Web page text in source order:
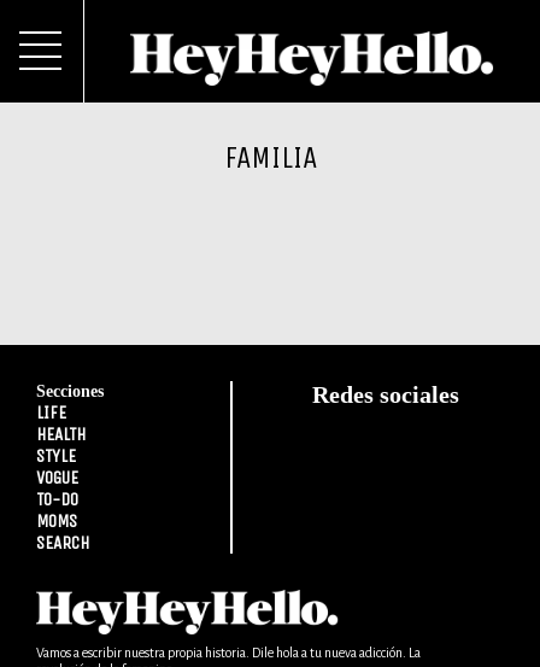
FAMILIA
Secciones
LIFE
HEALTH
STYLE
VOGUE
TO-DO
MOMS
SEARCH
Redes sociales
Vamos a escribir nuestra propia historia. Dile hola a tu nueva adicción. La